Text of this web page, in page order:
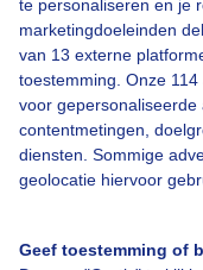
te personaliseren en je
marketingdoeleinden
van 13 externe
toestemming. Onze
voor
contentmetingen,
diensten. Sommige
geolocatie hiervoor
Geef toestemming of
Over Buienradar